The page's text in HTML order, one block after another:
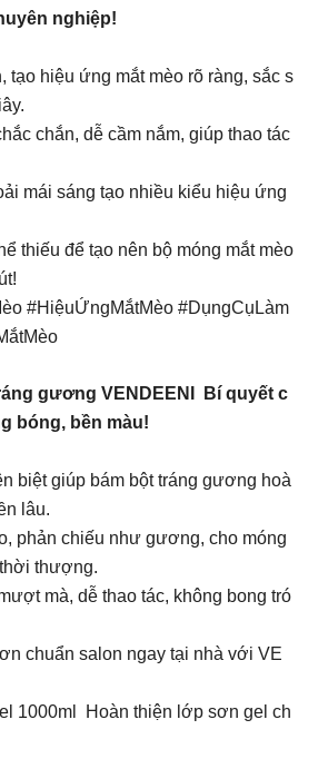
nghiệp!
tạo hiệu ứng mắt mèo rõ ràng, sắc s
chắn, dễ cầm nắm, giúp thao tác
mái sáng tạo nhiều kiểu hiệu ứng
thiếu để tạo nên bộ móng mắt mèo
#HiệuỨngMắtMèo #DụngCụLàm
gương VENDEENI Bí quyết c
bóng, bền màu!
biệt giúp bám bột tráng gương hoà
lâu.
phản chiếu như gương, cho móng
thượng.
mà, dễ thao tác, không bong tró
chuẩn salon ngay tại nhà với VE
1000ml Hoàn thiện lớp sơn gel ch